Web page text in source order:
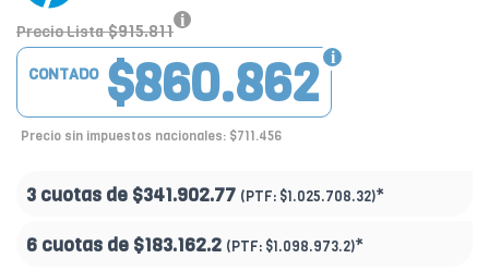
Precio Lista $915.811
$860.862
CONTADO
Precio sin impuestos nacionales: $711.456
3 cuotas de $341.902.77 (PTF: $1.025.708.32)*
6 cuotas de $183.162.2 (PTF: $1.098.973.2)*